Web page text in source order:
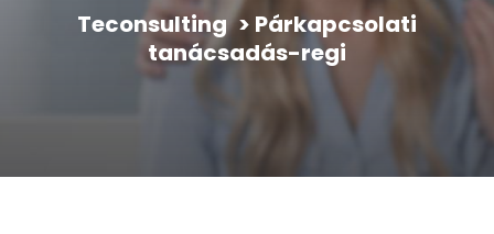
Teconsulting > Párkapcsolati
tanácsadás-regi